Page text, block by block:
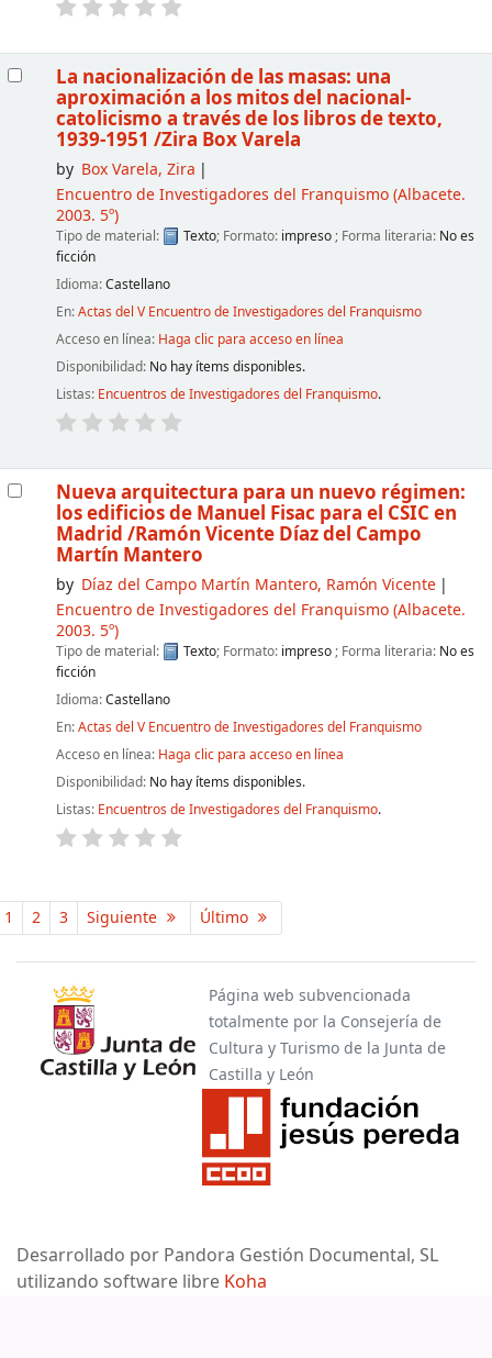
La nacionalización de las masas: una
aproximación a los mitos del nacional-
catolicismo a través de los libros de texto,
1939-1951 /Zira Box Varela
by Box Varela, Zira
Encuentro de Investigadores del Franquismo(Albacete.
2003. 5º)
Tipo de material: Texto; Formato: impreso ; Forma literaria: No es
ficción
Idioma:Castellano
En:Actas del V Encuentro de Investigadores del Franquismo
Acceso en línea: Haga clic para acceso en línea
Disponibilidad: No hay ítems disponibles.
Listas: Encuentros de Investigadores del Franquismo.
Nueva arquitectura para un nuevo régimen:
los edificios de Manuel Fisac para el CSIC en
Madrid /Ramón Vicente Díaz del Campo
Martín Mantero
by Díaz del Campo Martín Mantero, Ramón Vicente
Encuentro de Investigadores del Franquismo(Albacete.
2003. 5º)
Tipo de material: Texto; Formato: impreso ; Forma literaria: No es
ficción
Idioma:Castellano
En:Actas del V Encuentro de Investigadores del Franquismo
Acceso en línea: Haga clic para acceso en línea
Disponibilidad: No hay ítems disponibles.
Listas: Encuentros de Investigadores del Franquismo.
1 2 3 Siguiente Último
Página web subvencionada
totalmente por la Consejería de
Cultura y Turismo de la Junta de
Castilla y León
Desarrollado por Pandora Gestión Documental, SL
utilizando software libre Koha